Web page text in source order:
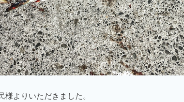
様よりいただきました。